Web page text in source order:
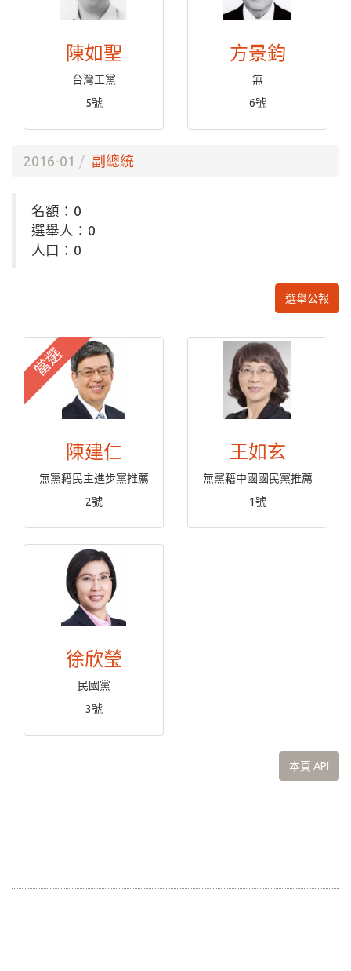
陳如聖
台灣工黨
5號
方景鈞
無
6號
2016-01 副總統
名額：0
選舉人：0
人口：0
選舉公報
當選
陳建仁
無黨籍民主進步黨推薦
2號
王如玄
無黨籍中國國民黨推薦
1號
徐欣瑩
民國黨
3號
本頁 API